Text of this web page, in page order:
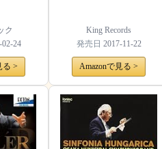
ク
02-24
る >
King Records
発売日 2017-11-22
Amazonで見る >